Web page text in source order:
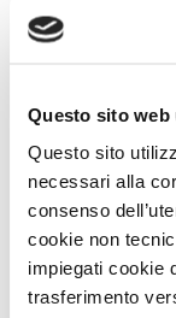
Questo sito
Questo sito
necessari alla
consenso
cookie non
impiegati cookie
trasferimento
Amleto
William
Viaggi